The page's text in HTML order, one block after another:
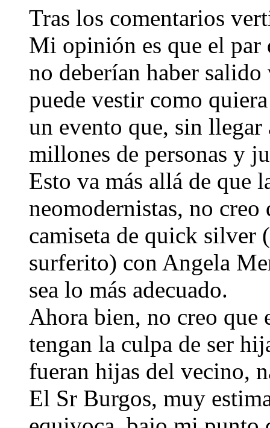
Tras los comentarios
Mi opinión es que el par
no deberían haber salido
puede vestir como
un evento que, sin
millones de personas y
Esto va más allá de que
neomodernistas, no
camiseta de quick silver
surferito) con Angela
sea lo más adecuado.
Ahora bien, no creo que
tengan la culpa de ser
fueran hijas del vecino,
El Sr Burgos, muy